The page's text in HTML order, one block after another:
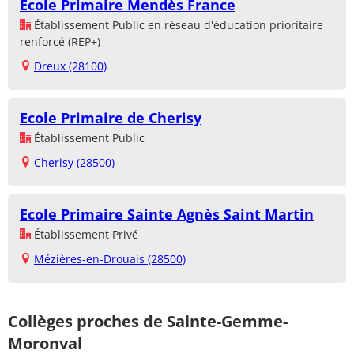
Ecole Primaire Mendès France
Établissement Public en réseau d'éducation prioritaire
renforcé (REP+)
Dreux (28100)
Ecole Primaire de Cherisy
Établissement Public
Cherisy (28500)
Ecole Primaire Sainte Agnès Saint Martin
Établissement Privé
Mézières-en-Drouais (28500)
Collèges proches de Sainte-Gemme-
Moronval